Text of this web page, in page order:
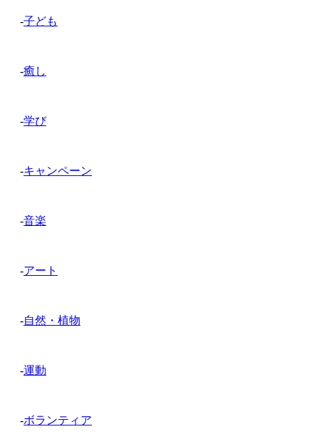
-子ども
-癒し
-学び
-キャンペーン
-音楽
-アート
-自然・植物
-運動
-ボランティア